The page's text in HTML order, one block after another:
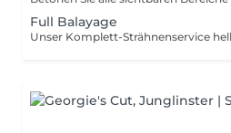
Full Balayage